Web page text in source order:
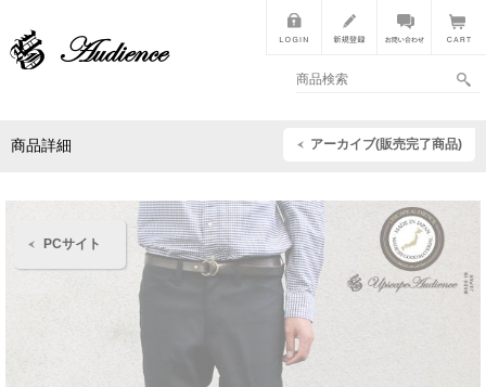
PCサイト
商品詳細 アーカイブ(販売完了商品)